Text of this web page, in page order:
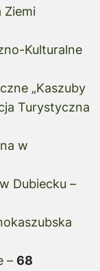
Ziemi
Kulturalne
„Kaszuby
Turystyczna
w
Dubiecku –
– 68